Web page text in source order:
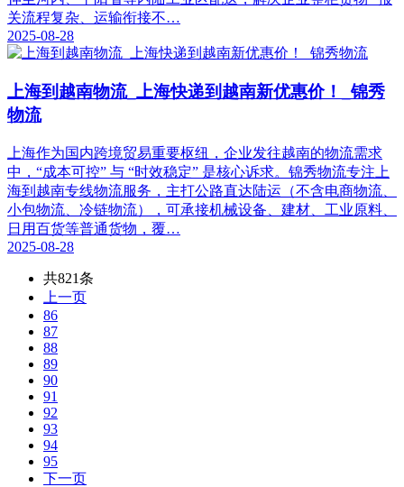
关流程复杂、运输衔接不…
2025-08-28
上海到越南物流_上海快递到越南新优惠价！_锦秀
物流
上海作为国内跨境贸易重要枢纽，企业发往越南的物流需求
中，“成本可控” 与 “时效稳定” 是核心诉求。锦秀物流专注上
海到越南专线物流服务，主打公路直达陆运（不含电商物流、
小包物流、冷链物流），可承接机械设备、建材、工业原料、
日用百货等普通货物，覆…
2025-08-28
共821条
上一页
86
87
88
89
90
91
92
93
94
95
下一页